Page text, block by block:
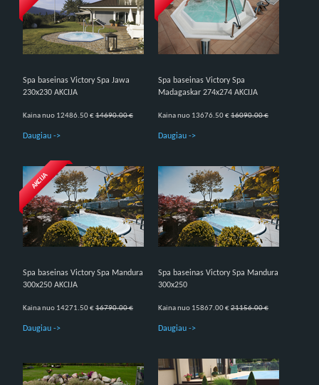
Spa baseinas Victory Spa Jawa
230x230 AKCIJA
Kaina nuo 12486.50 €14690.00 €
Daugiau ->
Spa baseinas Victory Spa
Madagaskar 274x274 AKCIJA
Kaina nuo 13676.50 €16090.00 €
Daugiau ->
AKCIJA
Spa baseinas Victory Spa Mandura
300x250 AKCIJA
Kaina nuo 14271.50 €16790.00 €
Daugiau ->
Spa baseinas Victory Spa Mandura
300x250
Kaina nuo 15867.00 €21156.00 €
Daugiau ->